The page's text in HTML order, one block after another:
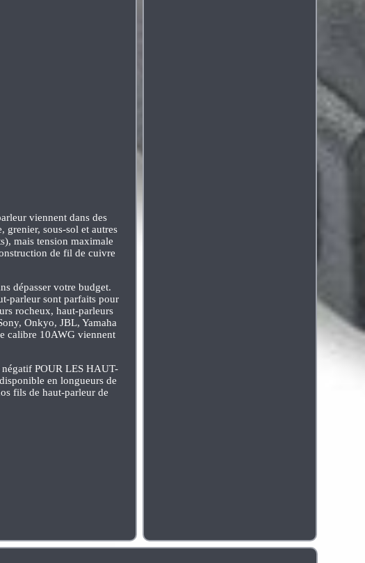
viennent dans des
grenier, sous-sol et autres
mais tension maximale
de fil de cuivre
dépasser votre budget.
parleur sont parfaits pour
rocheux, haut-parleurs
Onkyo, JBL, Yamaha
calibre 10AWG viennent
POUR LES HAUT-
en longueurs de
fils de haut-parleur de